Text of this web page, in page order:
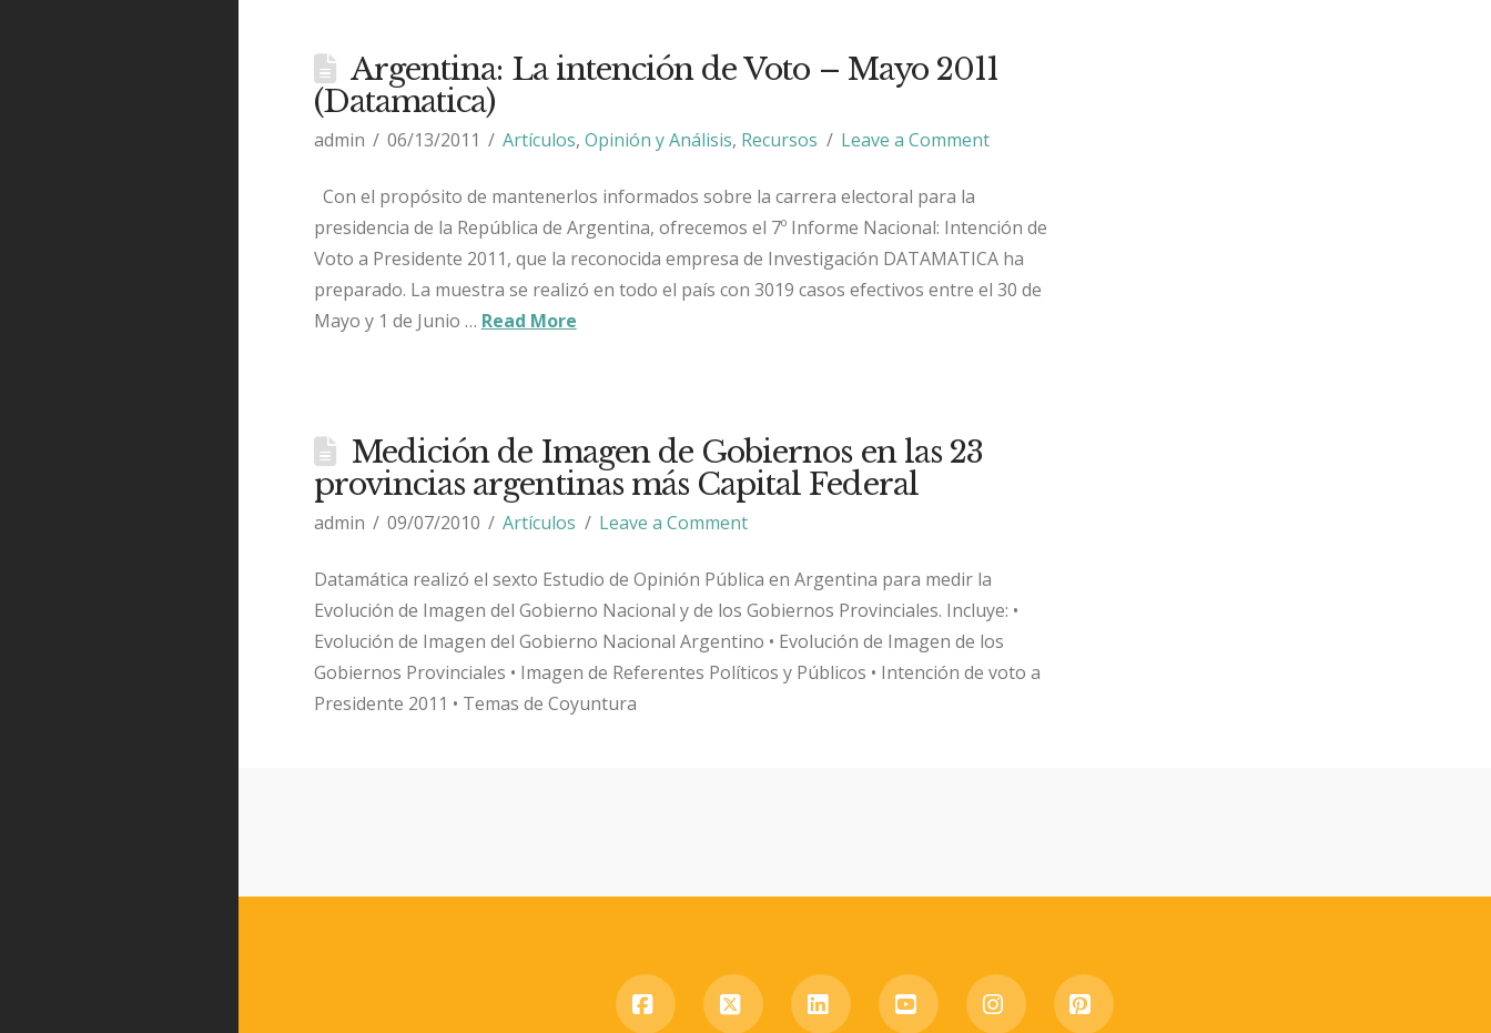
Argentina: La intención de Voto – Mayo 2011
(Datamatica)
admin 06/13/2011 Artículos,Opinión y Análisis, Recursos Leave a Comment
Con el propósito de mantenerlos informados sobre la carrera electoral para la
presidencia de la República de Argentina, ofrecemos el 7º Informe Nacional: Intención de
Voto a Presidente 2011, que la reconocida empresa de Investigación DATAMATICA ha
preparado. La muestra se realizó en todo el país con 3019 casos efectivos entre el 30 de
Mayo y 1 de Junio … Read More
Medición de Imagen de Gobiernos en las 23
provincias argentinas más Capital Federal
admin 09/07/2010 Artículos Leave a Comment
Datamática realizó el sexto Estudio de Opinión Pública en Argentina para medir la
Evolución de Imagen del Gobierno Nacional y de los Gobiernos Provinciales. Incluye: •
Evolución de Imagen del Gobierno Nacional Argentino • Evolución de Imagen de los
Gobiernos Provinciales • Imagen de Referentes Políticos y Públicos • Intención de voto a
Presidente 2011 • Temas de Coyuntura